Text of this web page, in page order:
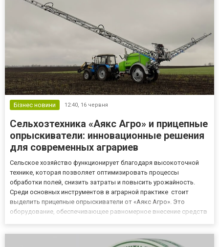
Бізнес новини 12:40, 16 червня
Сельхозтехника «Аякс Агро» и прицепные
опрыскиватели: инновационные решения
для современных аграриев
Сельское хозяйство функционирует благодаря высокоточной
технике, которая позволяет оптимизировать процессы
обработки полей, снизить затраты и повысить урожайность.
Среди основных инструментов в аграрной практике стоит
выделить прицепные опрыскиватели от «Аякс Агро». Это
оборудование, обеспечивающее равномерное внесение средств